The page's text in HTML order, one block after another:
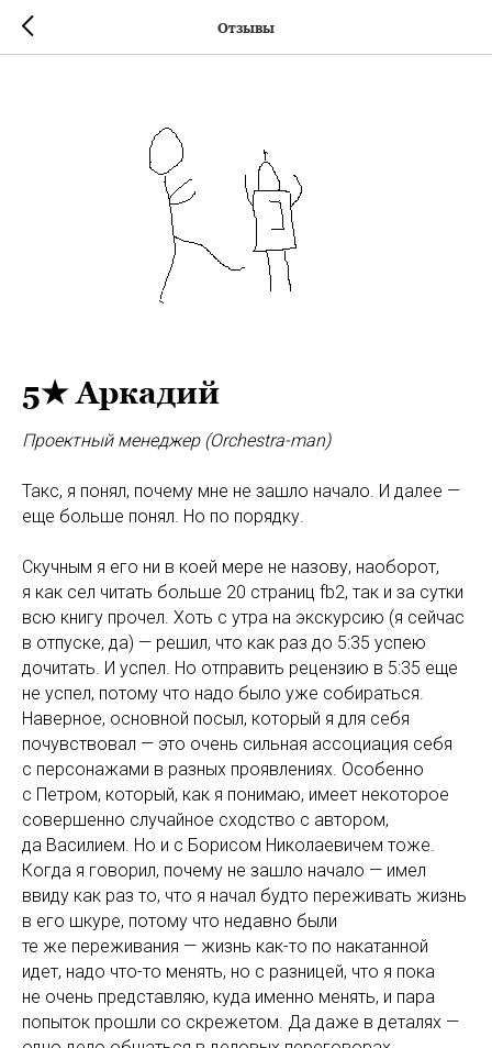
Отзывы
5★ Аркадий
Проектный менеджер (Orchestra-man)
Такс, я понял, почему мне не зашло начало. И далее —
еще больше понял. Но по порядку.
Скучным я его ни в коей мере не назову, наоборот,
я как сел читать больше 20 страниц fb2, так и за сутки
всю книгу прочел. Хоть с утра на экскурсию (я сейчас
в отпуске, да) — решил, что как раз до 5:35 успею
дочитать. И успел. Но отправить рецензию в 5:35 еще
не успел, потому что надо было уже собираться.
Наверное, основной посыл, который я для себя
почувствовал — это очень сильная ассоциация себя
с персонажами в разных проявлениях. Особенно
с Петром, который, как я понимаю, имеет некоторое
совершенно случайное сходство с автором,
да Василием. Но и с Борисом Николаевичем тоже.
Когда я говорил, почему не зашло начало — имел
ввиду как раз то, что я начал будто переживать жизнь
в его шкуре, потому что недавно были
те же переживания — жизнь как-то по накатанной
идет, надо что-то менять, но с разницей, что я пока
не очень представляю, куда именно менять, и пара
попыток прошли со скрежетом. Да даже в деталях —